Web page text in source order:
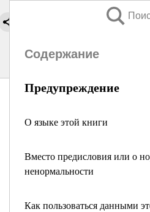
Содержание
Предупреждение
О языке этой книги
Вместо предисловия или о
ненормальности
Как пользоваться данными